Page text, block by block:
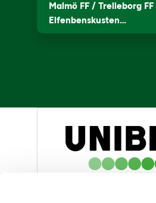
Malmö FF / Trelleborg FF
Elfenbenskusten…